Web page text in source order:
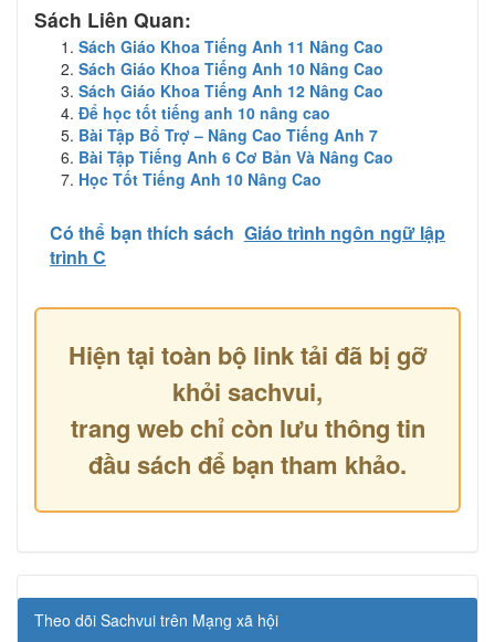
Sách Liên Quan:
Sách Giáo Khoa Tiếng Anh 11 Nâng Cao
Sách Giáo Khoa Tiếng Anh 10 Nâng Cao
Sách Giáo Khoa Tiếng Anh 12 Nâng Cao
Để học tốt tiếng anh 10 nâng cao
Bài Tập Bổ Trợ – Nâng Cao Tiếng Anh 7
Bài Tập Tiếng Anh 6 Cơ Bản Và Nâng Cao
Học Tốt Tiếng Anh 10 Nâng Cao
Có thể bạn thích sách Giáo trình ngôn ngữ lập
trình C
Hiện tại toàn bộ link tải đã bị gỡ
khỏi sachvui,
trang web chỉ còn lưu thông tin
đầu sách để bạn tham khảo.
Theo dõi Sachvui trên Mạng xã hội